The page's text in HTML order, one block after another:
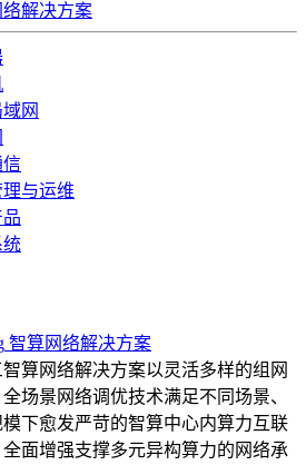
解决方案
网
信
与运维
统
智算网络解决方案
算网络解决方案以灵活多样的组网
场景网络调优技术满足不同场景、
模下愈发严苛的智算中心内算力互联
全面增强支撑多元异构算力的网络承